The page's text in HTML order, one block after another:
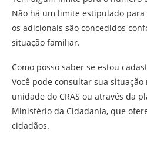
Não há um limite estipulado
os adicionais são concedidos
situação familiar.
Como posso saber se estou
Você pode consultar sua situação
unidade do CRAS ou através da
Ministério da Cidadania, que
cidadãos.